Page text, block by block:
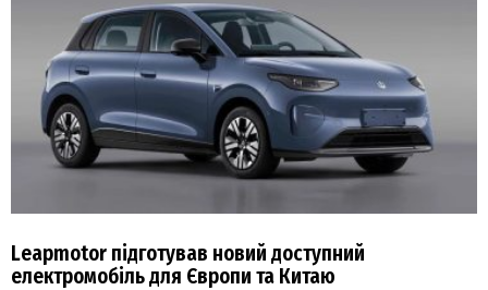
Leapmotor підготував новий доступний
електромобіль для Європи та Китаю